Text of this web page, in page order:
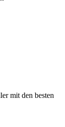
mit den besten